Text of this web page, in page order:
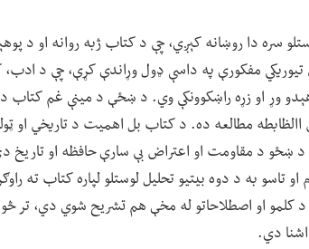
سره دا روښانه کېږي، چې د کتاب ژبه روانه او د
تیوریکي مفکورې په داسې ډول وړاندې کړې، چې د
د پوهېدو وړ او زړه راښکوونکې وي. د ښځې د مینې غم
االظابطه مطالعه ده. د کتاب بل اهمیت د تاریخي او
د ښځو د مقاومت او اعتراض بې سارې حافظه او تاریخ
به د دوه بیتیو تحلیل لوستلو لپاره کتاب ته
کلمو او اصطلاحاتو له مخې هم تشریح شوي دي، تر
اشنا دي.